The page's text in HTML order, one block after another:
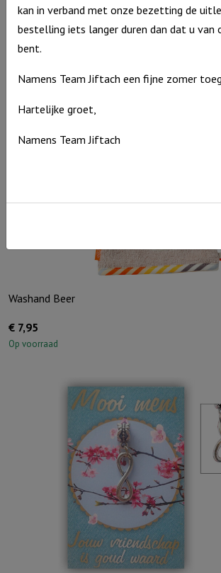
89,95
Uitverkocht
Washand Beer
€ 7,95
Op voorraad
kan in verband met onze bezetting de
bestelling iets langer duren dan dat u van
bent.
Namens Team Jiftach een fijne zomer
Hartelijke groet,
Namens Team Jiftach